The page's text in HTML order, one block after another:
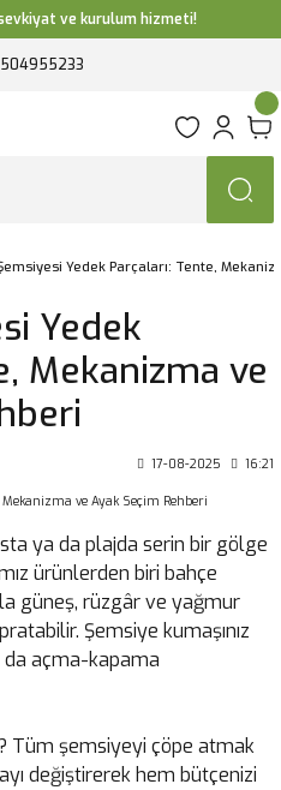
ve kurulum hizmeti!
Yedek Parçaları: Tente,
Yedek
Mekanizma ve
17-08-2025 16:21
ya da plajda serin bir gölge
ürünlerden biri bahçe
güneş, rüzgâr ve yağmur
Şemsiye kumaşınız
da açma-kapama
Tüm şemsiyeyi çöpe atmak
değiştirerek hem bütçenizi